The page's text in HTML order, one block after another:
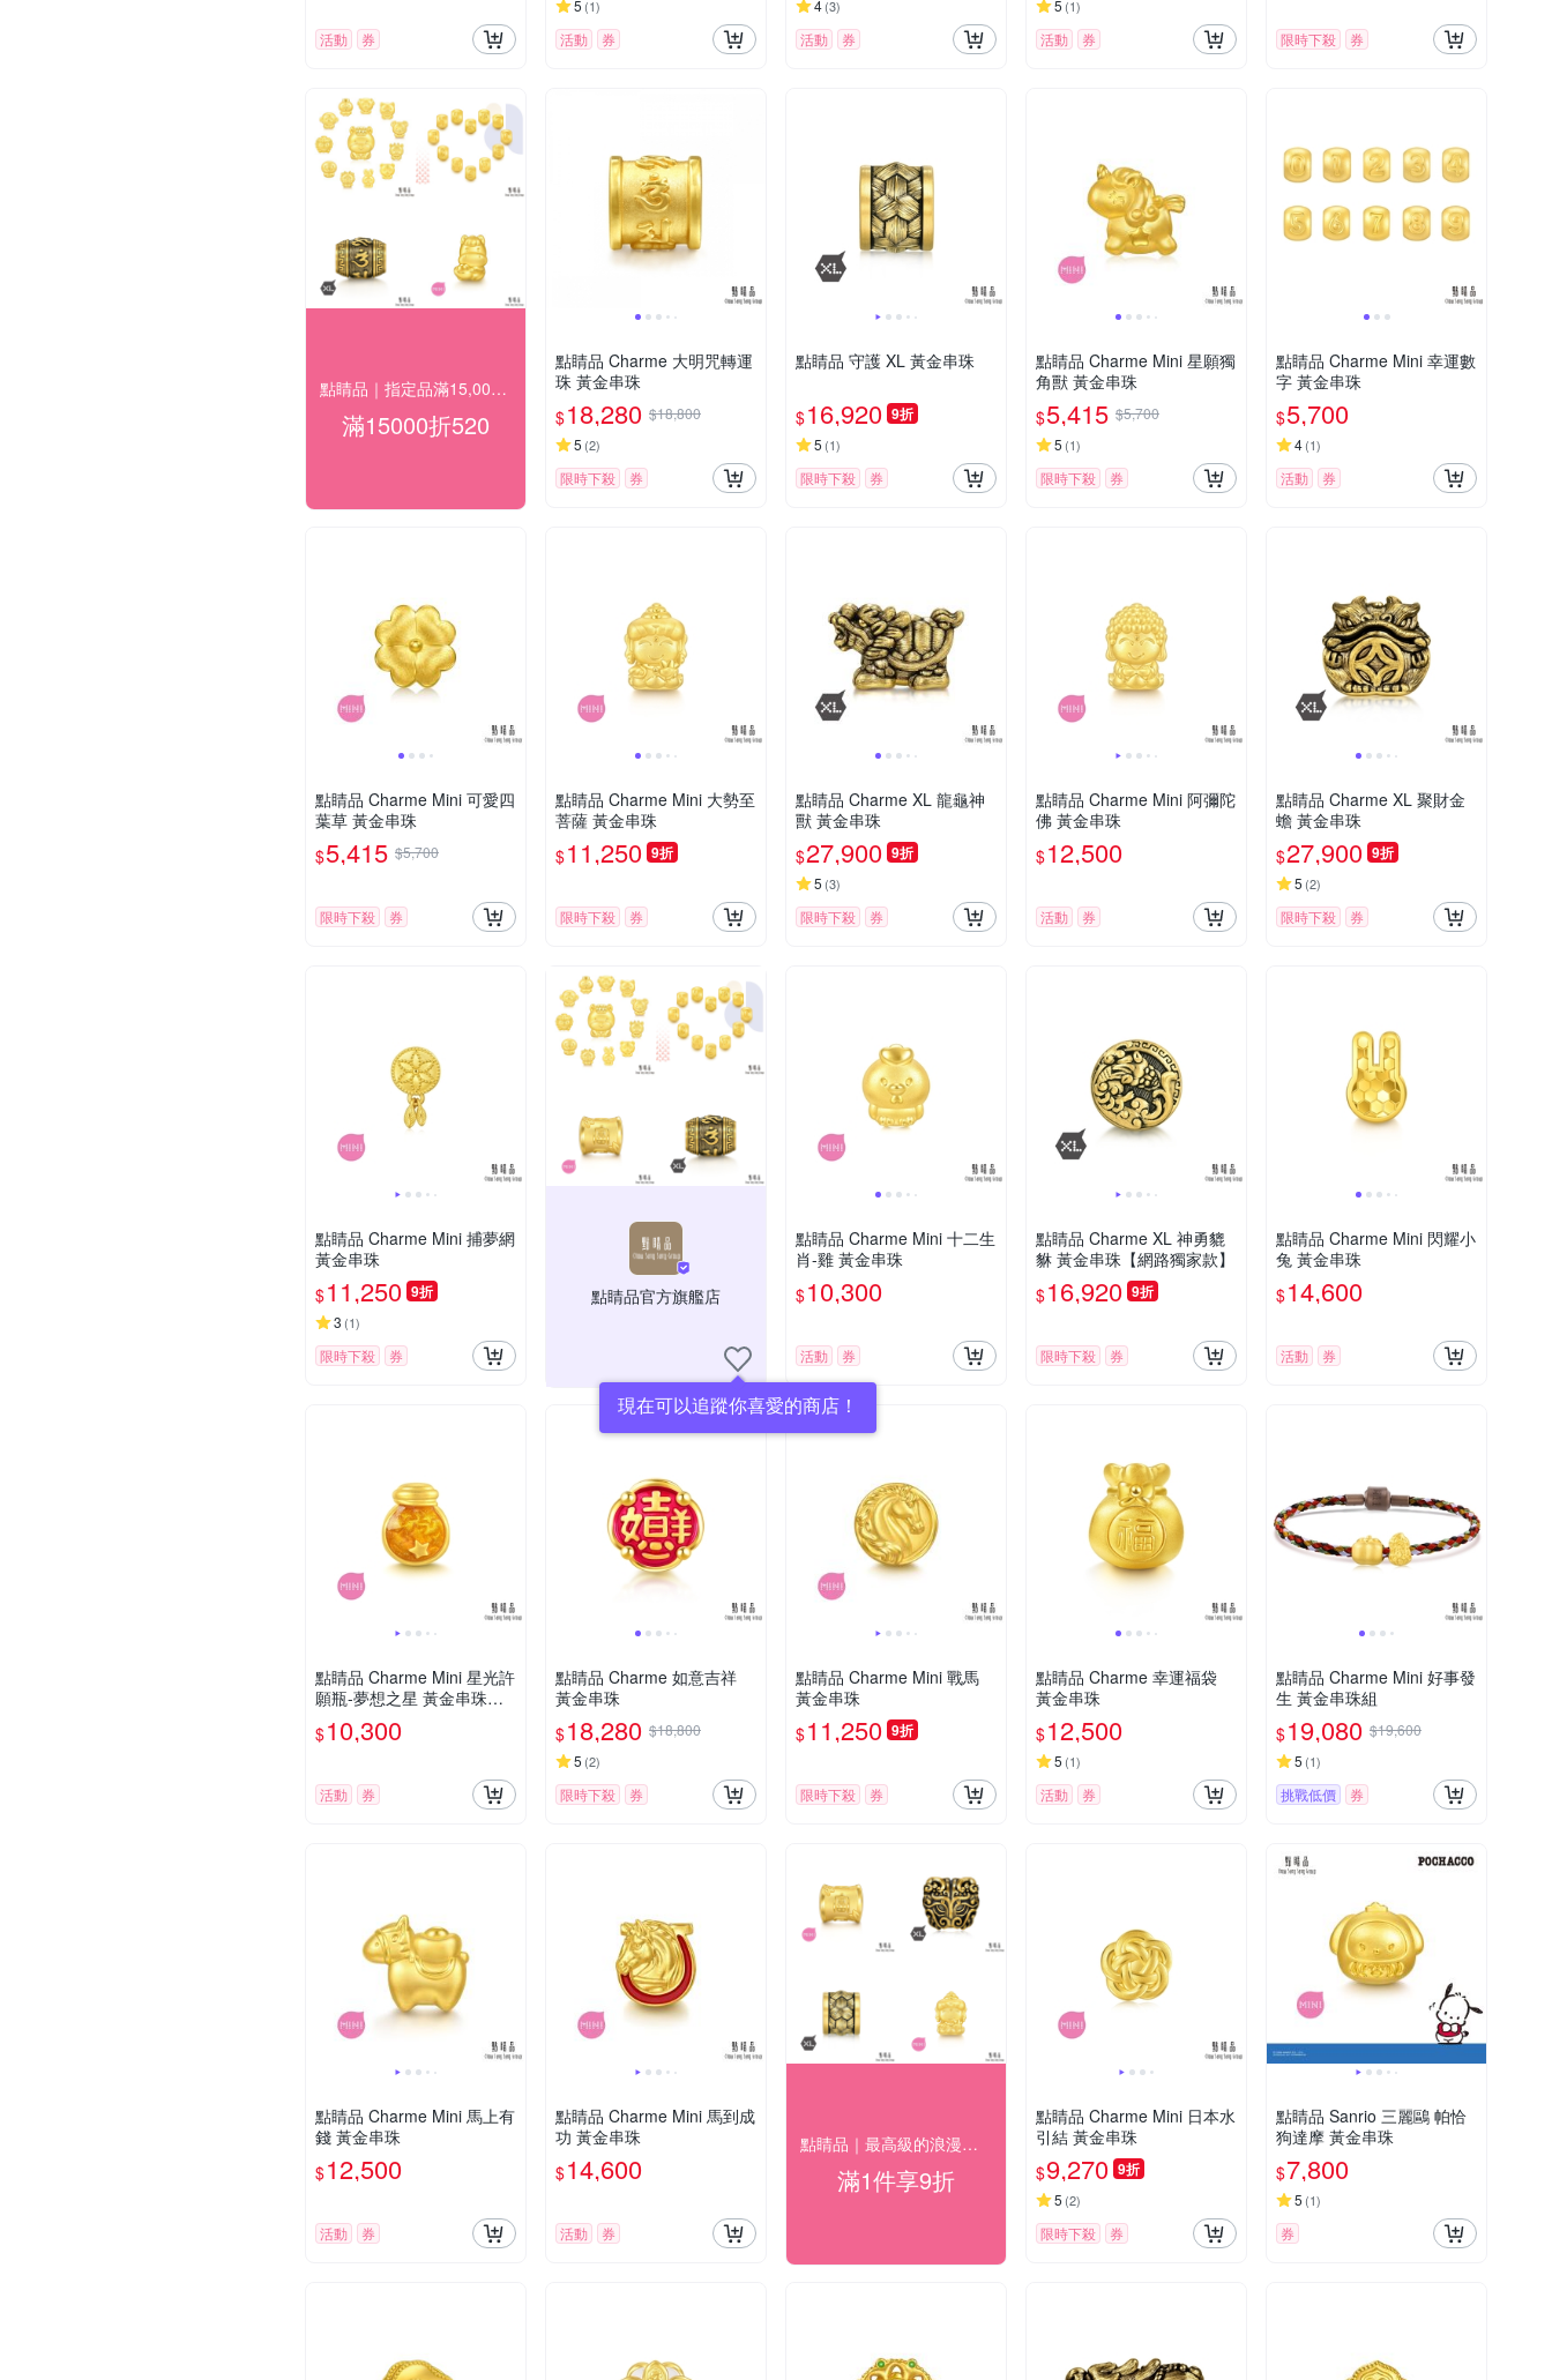
活動 券
5 (1)
活動 券
4(3)
活動 券
5 (1)
活動 券 限時下殺 券
點睛品｜指定品滿15,000折520
滿15000折520
點睛品 Charme 大明咒轉運
珠 黃金串珠
$18,280 $18,800
5 (2)
限時下殺 券
點睛品 守護 XL 黃金串珠
$16,920 9折
5 (1)
限時下殺 券
點睛品 Charme Mini 星願獨
角獸 黃金串珠
$5,415 $5,700
5 (1)
限時下殺 券
點睛品 Charme Mini 幸運數
字 黃金串珠
$5,700
4(1)
活動 券
點睛品 Charme Mini 可愛四
葉草 黃金串珠
$5,415 $5,700
限時下殺 券
點睛品 Charme Mini 大勢至
菩薩 黃金串珠
$11,250 9折
限時下殺 券
點睛品 Charme XL 龍龜神
獸 黃金串珠
$27,900 9折
5 (3)
限時下殺 券
點睛品 Charme Mini 阿彌陀
佛 黃金串珠
$12,500
活動 券
點睛品 Charme XL 聚財金
蟾 黃金串珠
$27,900 9折
5 (2)
限時下殺 券
點睛品 Charme Mini 捕夢網
黃金串珠
$11,250 9折
3 (1)
限時下殺 券
點睛品官方旗艦店
現在可以追蹤你喜愛的商店！
點睛品 Charme Mini 十二生
肖-雞 黃金串珠
$10,300
活動 券
點睛品 Charme XL 神勇貔
貅 黃金串珠【網路獨家款】
$16,920 9折
限時下殺 券
點睛品 Charme Mini 閃耀小
兔 黃金串珠
$14,600
活動 券
點睛品 Charme Mini 星光許
願瓶-夢想之星 黃金串珠
【網路獨家款】
$10,300
活動 券
點睛品 Charme 如意吉祥
黃金串珠
$18,280 $18,800
5 (2)
限時下殺 券
點睛品 Charme Mini 戰馬
黃金串珠
$11,250 9折
限時下殺 券
點睛品 Charme 幸運福袋
黃金串珠
$12,500
5 (1)
活動 券
點睛品 Charme Mini 好事發
生 黃金串珠組
$19,080 $19,600
5 (1)
挑戰低價 券
點睛品 Charme Mini 馬上有
錢 黃金串珠
$12,500
活動 券
點睛品 Charme Mini 馬到成
功 黃金串珠
$14,600
活動 券
點睛品｜最高級的浪漫｜精選金飾9折
滿1件享9折
點睛品 Charme Mini 日本水
引結 黃金串珠
$9,270 9折
5 (2)
限時下殺 券
點睛品 Sanrio 三麗鷗 帕恰
狗達摩 黃金串珠
$7,800
5 (1)
券